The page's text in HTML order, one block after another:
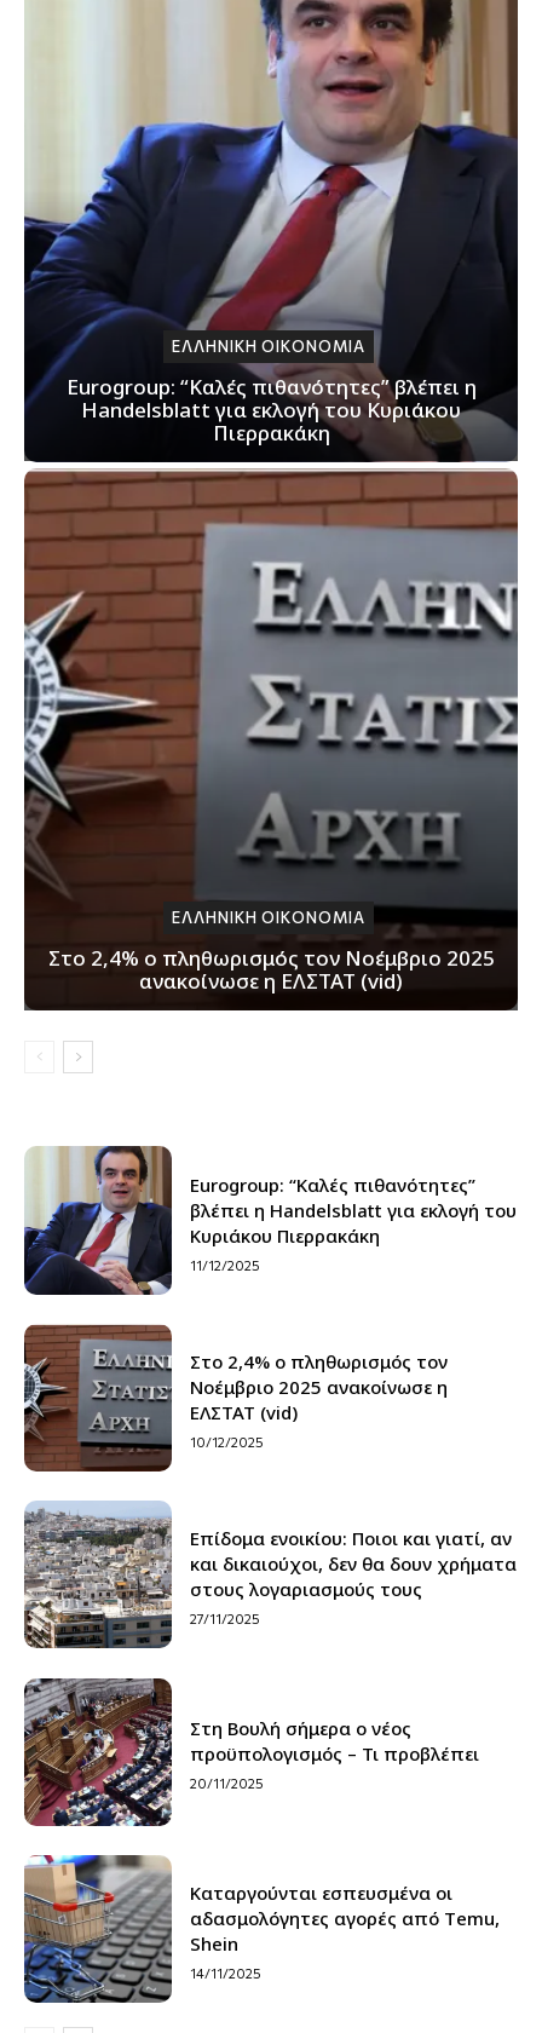
ΕΛΛΗΝΙΚΗ ΟΙΚΟΝΟΜΙΑ
Eurogroup: “Καλές πιθανότητες” βλέπει η
Handelsblatt για εκλογή του Κυριάκου
Πιερρακάκη
ΕΛΛΗΝΙΚΗ ΟΙΚΟΝΟΜΙΑ
Στο 2,4% ο πληθωρισμός τον Νοέμβριο 2025
ανακοίνωσε η ΕΛΣΤΑΤ (vid)
Eurogroup: “Καλές πιθανότητες”
βλέπει η Handelsblatt για εκλογή του
Κυριάκου Πιερρακάκη
11/12/2025
Στο 2,4% ο πληθωρισμός τον
Νοέμβριο 2025 ανακοίνωσε η
ΕΛΣΤΑΤ (vid)
10/12/2025
Επίδομα ενοικίου: Ποιοι και γιατί, αν
και δικαιούχοι, δεν θα δουν χρήματα
στους λογαριασμούς τους
27/11/2025
Στη Βουλή σήμερα ο νέος
προϋπολογισμός – Τι προβλέπει
20/11/2025
Καταργούνται εσπευσμένα οι
αδασμολόγητες αγορές από Τemu,
Shein
14/11/2025